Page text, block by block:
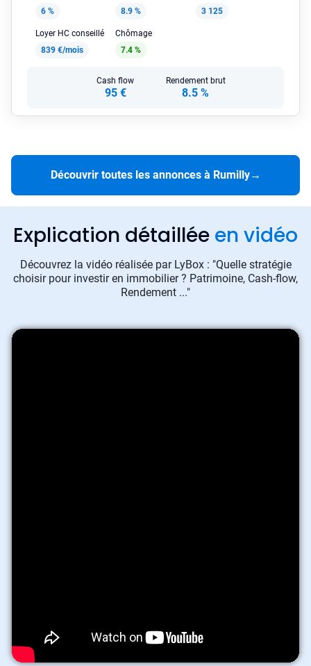
6 %
8.9 %
3 125
Loyer HC conseillé
839 €/mois
Chômage
7.4 %
Cash flow
95 €
Rendement brut
8.5 %
Découvrir toutes les annonces à Rumilly→
Explication détaillée en vidéo
Découvrez la vidéo réalisée par LyBox : "Quelle stratégie
choisir pour investir en immobilier ? Patrimoine, Cash-flow,
Rendement ..."